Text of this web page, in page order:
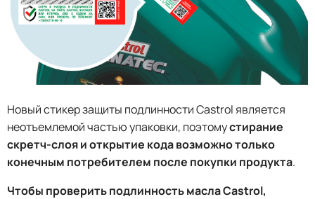
Новый стикер защиты подлинности Castrol является
неотъемлемой частью упаковки, поэтомустирание
скретч-слоя и открытие кода возможно только
конечным потребителем после покупки продукта.
Чтобы проверить подлинность масла Castrol,